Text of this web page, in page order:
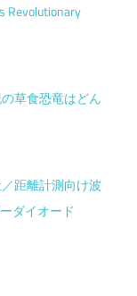
Revolutionary
草食恐竜はどん
距離計測向け波
ダイオード